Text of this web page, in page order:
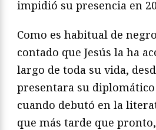
impidió su presencia en
Como es habitual de
contado que Jesús la ha
largo de toda su vida,
presentara su diplomático
cuando debutó en la
que más tarde que